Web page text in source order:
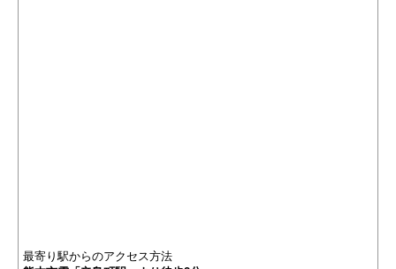
最寄り駅からのアクセス方法